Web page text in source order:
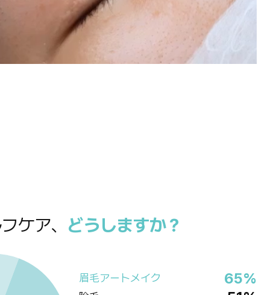
ケア、 どうしますか？
眉毛アートメイク 65%